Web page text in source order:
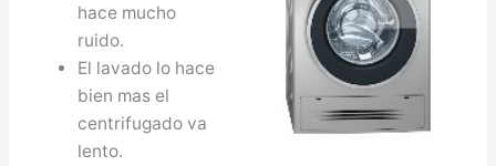
hace mucho
ruido.
El lavado lo hace
bien mas el
centrifugado va
lento.